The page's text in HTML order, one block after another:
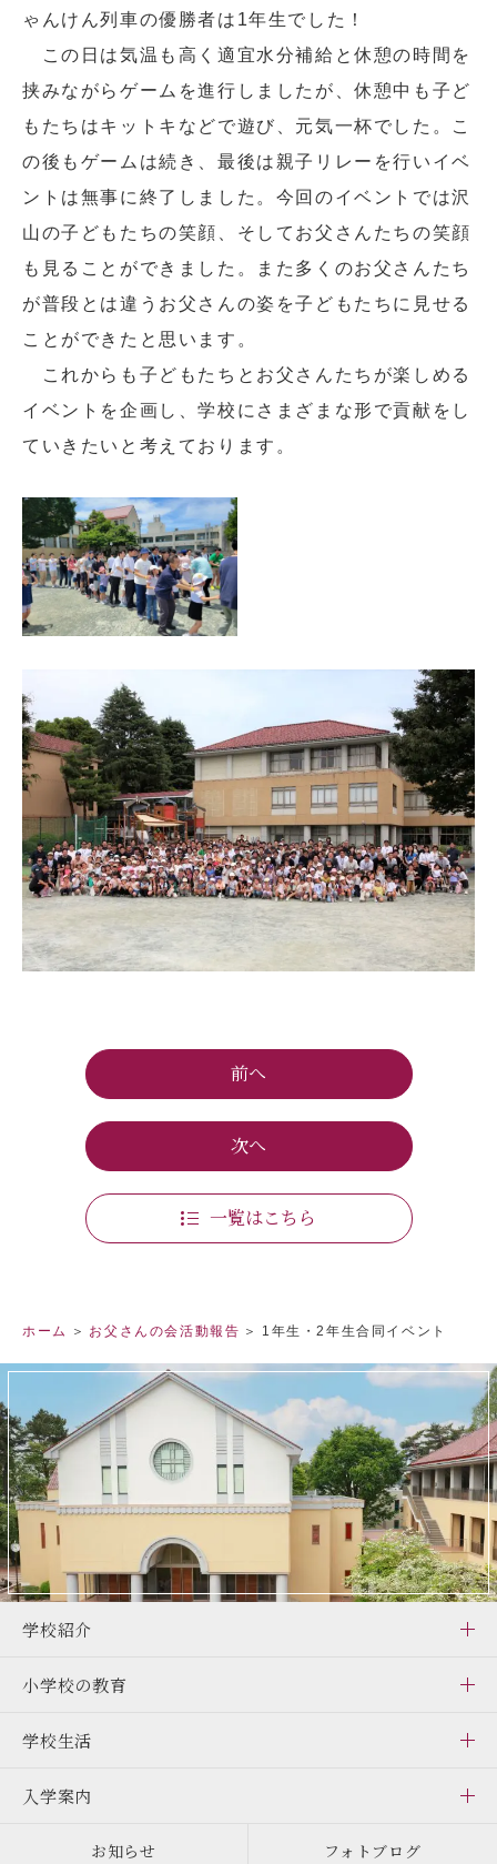
ゃんけん列車の優勝者は1年生でした！
この日は気温も高く適宜水分補給と休憩の時間を
挟みながらゲームを進行しましたが、休憩中も子ど
もたちはキットキなどで遊び、元気一杯でした。こ
の後もゲームは続き、最後は親子リレーを行いイベ
ントは無事に終了しました。今回のイベントでは沢
山の子どもたちの笑顔、そしてお父さんたちの笑顔
も見ることができました。また多くのお父さんたち
が普段とは違うお父さんの姿を子どもたちに見せる
ことができたと思います。
これからも子どもたちとお父さんたちが楽しめる
イベントを企画し、学校にさまざまな形で貢献をし
ていきたいと考えております。
前へ
一覧はこちら
次へ
ホーム お父さんの会活動報告 1年生・2年生合同イベント
学校紹介
小学校の教育
学校生活
入学案内
お知らせ フォトブログ